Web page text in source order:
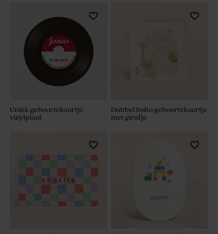
Uniek geboortekaartje
vinylplaat
Dubbel boho geboortekaartje
met girafje